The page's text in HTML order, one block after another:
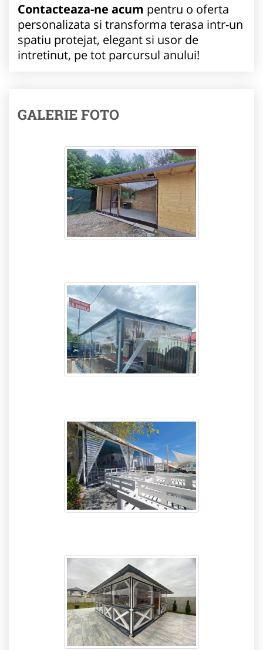
Contacteaza-ne acum pentru o oferta
personalizata si transforma terasa intr-un
spatiu protejat, elegant si usor de
intretinut, pe tot parcursul anului!
GALERIE FOTO